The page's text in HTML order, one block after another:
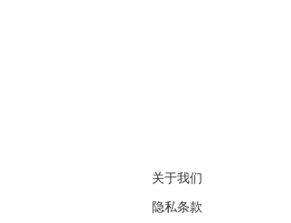
关于我们
隐私条款